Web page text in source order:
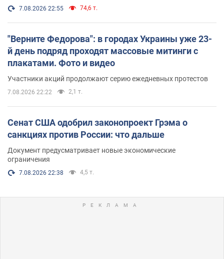
7.08.2026 22:55 74,6 т.
"Верните Федорова": в городах Украины уже 23-
й день подряд проходят массовые митинги с
плакатами. Фото и видео
Участники акций продолжают серию ежедневных протестов
7.08.2026 22:22 2,1 т.
Сенат США одобрил законопроект Грэма о
санкциях против России: что дальше
Документ предусматривает новые экономические
ограничения
7.08.2026 22:38 4,5 т.